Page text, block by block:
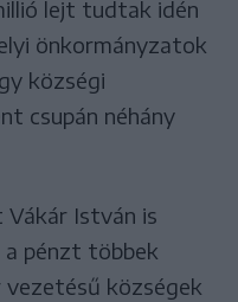
lejt tudtak idén
önkormányzatok
községi
csupán néhány
István is
a pénzt többek
községek